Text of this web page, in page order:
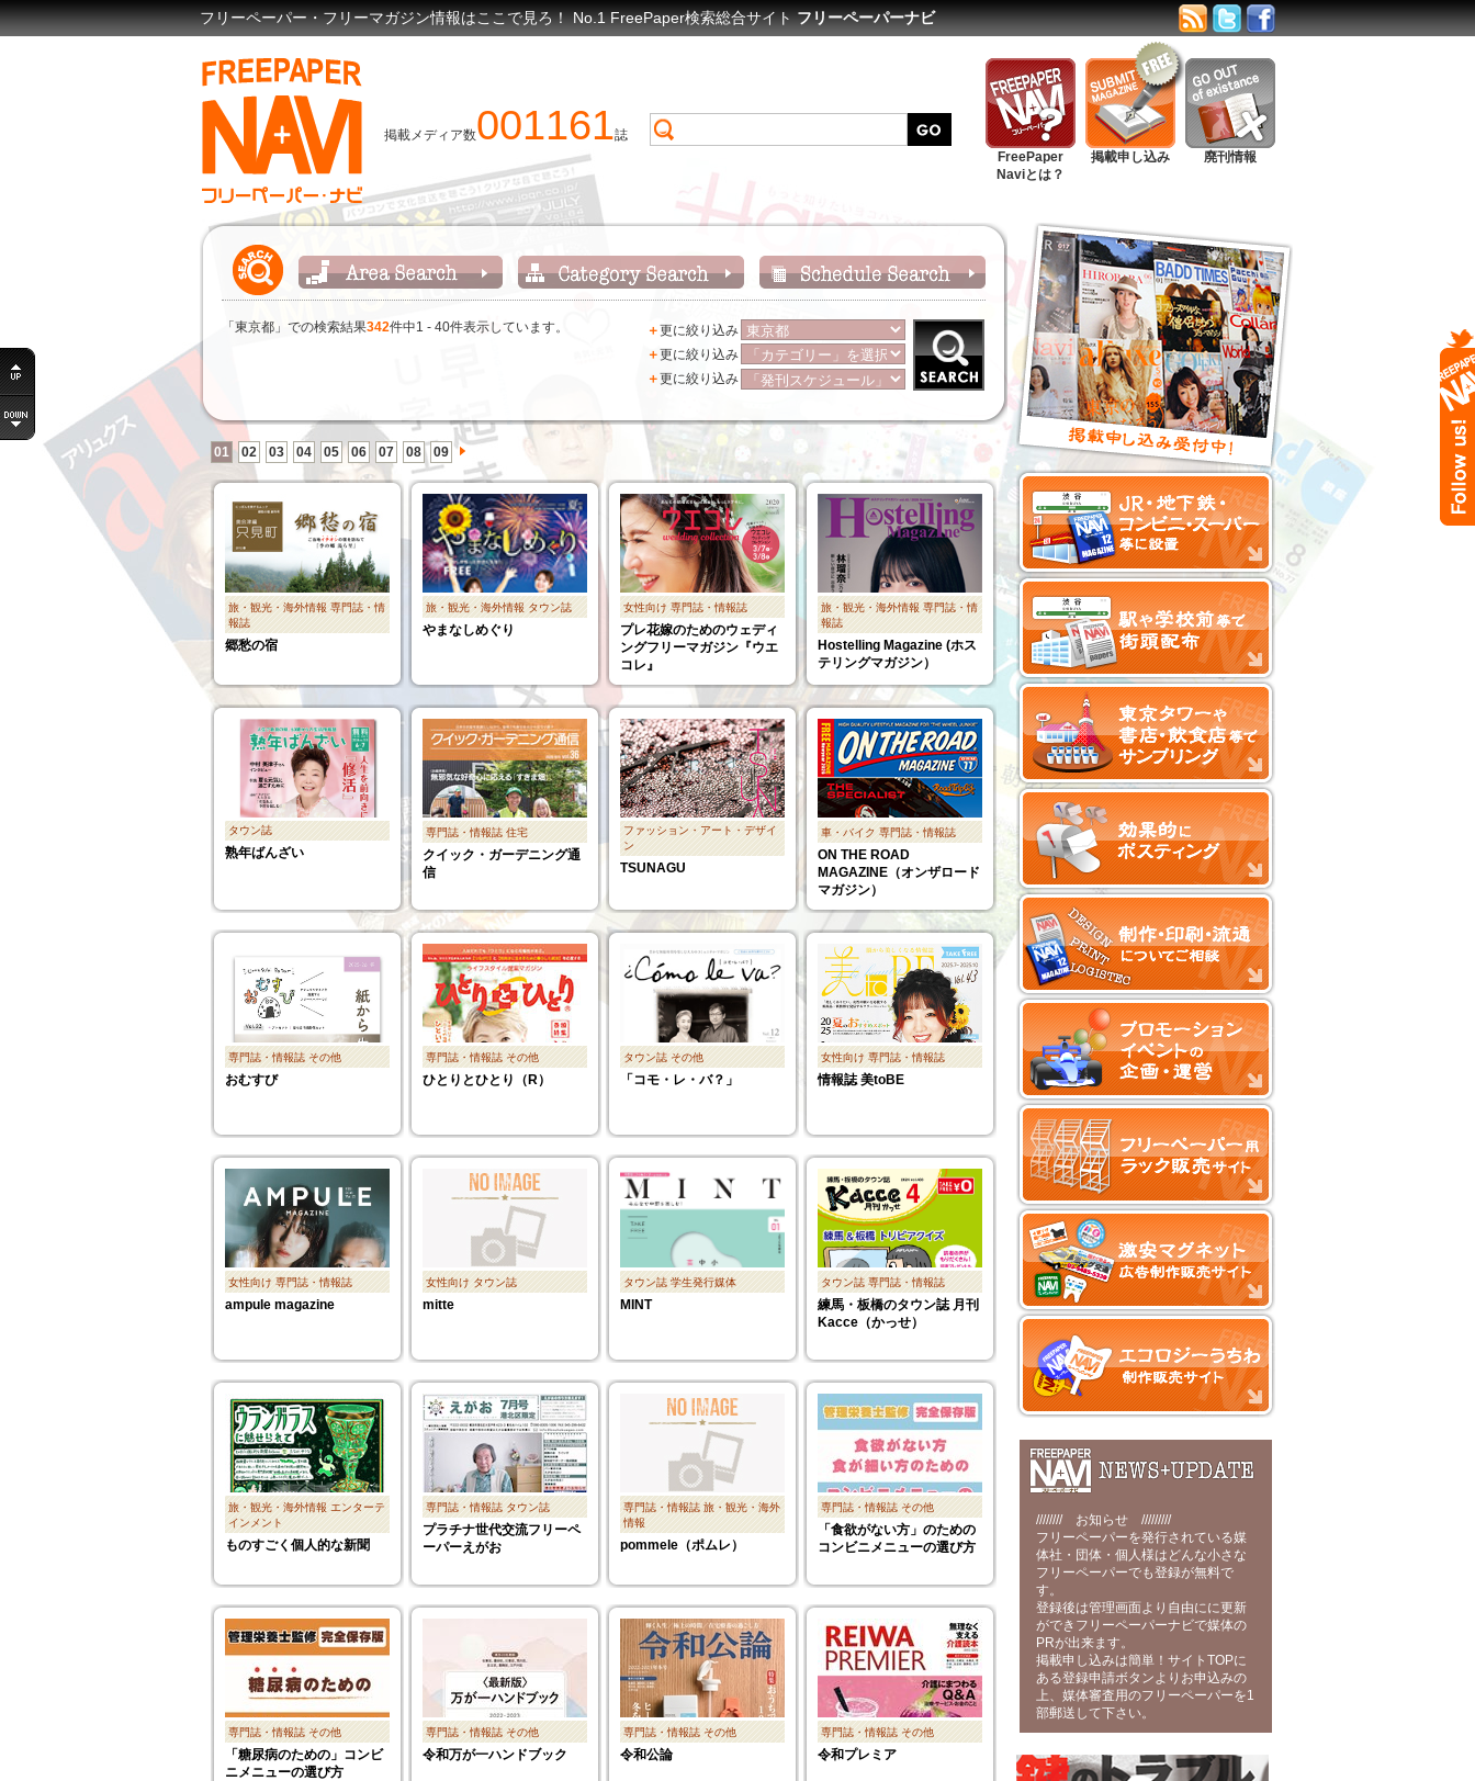
フリーペーパー・フリーマガジン情報はここで見ろ！ No.1 FreePaper検索総合サイトフリーペーパーナビ
掲載メディア数001161誌
FreePaper
Naviとは？
掲載申し込み 廃刊情報
「東京都」での検索結果342件中1 - 40件表示しています。 ＋更に絞り込み
＋更に絞り込み
＋更に絞り込み
01 02 03 04 05 06 07 08 09
旅・観光・海外情報 専門誌・情
報誌
郷愁の宿
旅・観光・海外情報 タウン誌
やまなしめぐり
女性向け 専門誌・情報誌
プレ花嫁のためのウェディ
ングフリーマガジン『ウエ
コレ』
旅・観光・海外情報 専門誌・情
報誌
Hostelling Magazine (ホス
テリングマガジン）
タウン誌
熟年ばんざい
専門誌・情報誌 住宅
クイック・ガーデニング通
信
ファッション・アート・デザイ
ン
TSUNAGU
車・バイク 専門誌・情報誌
ON THE ROAD
MAGAZINE（オンザロード
マガジン）
専門誌・情報誌 その他
おむすび
専門誌・情報誌 その他
ひとりとひとり（R）
タウン誌 その他
「コモ・レ・バ？」
女性向け 専門誌・情報誌
情報誌 美toBE
女性向け 専門誌・情報誌
ampule magazine
女性向け タウン誌
mitte
タウン誌 学生発行媒体
MINT
タウン誌 専門誌・情報誌
練馬・板橋のタウン誌 月刊
Kacce（かっせ）
旅・観光・海外情報 エンターテ
インメント
ものすごく個人的な新聞
専門誌・情報誌 タウン誌
プラチナ世代交流フリーペ
ーパーえがお
専門誌・情報誌 旅・観光・海外
情報
pommele（ポムレ）
専門誌・情報誌 その他
「食欲がない方」のための
コンビニメニューの選び方
専門誌・情報誌 その他
「糖尿病のための」コンビ
ニメニューの選び方
専門誌・情報誌 その他
令和万が一ハンドブック
専門誌・情報誌 その他
令和公論
専門誌・情報誌 その他
令和プレミア
//////// お知らせ /////////
フリーペーパーを発行されている媒
体社・団体・個人様はどんな小さな
フリーペーパーでも登録が無料で
す。
登録後は管理画面より自由にに更新
ができフリーペーパーナビで媒体の
PRが出来ます。
掲載申し込みは簡単！サイトTOPに
ある登録申請ボタンよりお申込みの
上、媒体審査用のフリーペーパーを1
部郵送して下さい。